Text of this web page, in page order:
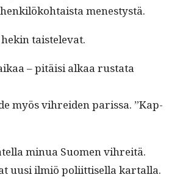
menestystä.
taistelevat.
– pitäisi alkaa rus­ta­ta
myös vihrei­den paris­sa. ”Kap­
min­ua Suomen vihre­itä.
uusi ilmiö poli­it­tisel­la kar­tal­la.